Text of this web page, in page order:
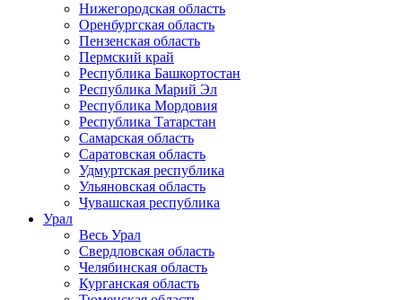
Нижегородская область
Оренбургская область
Пензенская область
Пермский край
Республика Башкортостан
Республика Марий Эл
Республика Мордовия
Республика Татарстан
Самарская область
Саратовская область
Удмуртская республика
Ульяновская область
Чувашская республика
Урал
Весь Урал
Свердловская область
Челябинская область
Курганская область